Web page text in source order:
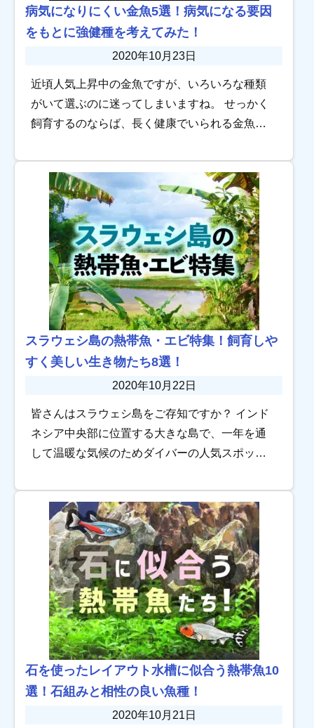
病気になりにくい金魚5選！病気になる要因
をもとに強健種を考えてみた！
2020年10月23日
近頃人気上昇中の金魚ですが、いろいろな種類
がいて選ぶのに迷ってしまいますね。 せっかく
飼育するのならば、長く健康でいられる金魚を
の１つのポイントとして「病気になりにくい金
魚」を […]
スラウェシ島の熱帯魚・エビ特集！飼育しや
すく美しい生き物たち8選！
2020年10月22日
皆さんはスラウェシ島をご存知ですか？ インド
ネシア中央部に位置する大きな島で、一年を通
して温暖な気候のためダイバーの人気スポット
には大小さまざまな湖が点在しているのです
が、それ […]
石を使ったレイアウト水槽に似合う熱帯魚10
選！石組みと相性の良い魚種！
2020年10月21日